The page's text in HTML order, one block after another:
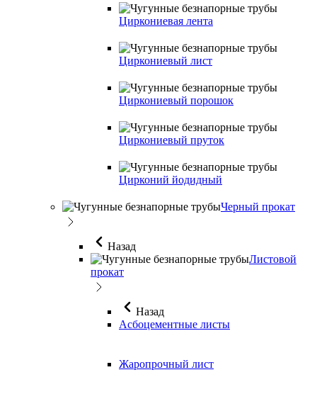
Циркониевая лента
Циркониевый лист
Циркониевый порошок
Циркониевый пруток
Цирконий йодидный
Черный прокат
Назад
Листовой
прокат
Назад
Асбоцементные листы
Жаропрочный лист